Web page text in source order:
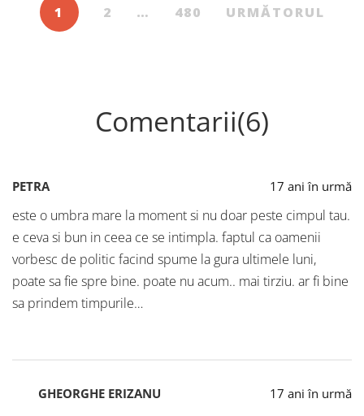
1 2 … 480 URMĂTORUL
Comentarii(6)
PETRA 17 ani în urmă
este o umbra mare la moment si nu doar peste cimpul tau.
e ceva si bun in ceea ce se intimpla. faptul ca oamenii
vorbesc de politic facind spume la gura ultimele luni,
poate sa fie spre bine. poate nu acum.. mai tirziu. ar fi bine
sa prindem timpurile…
GHEORGHE ERIZANU 17 ani în urmă